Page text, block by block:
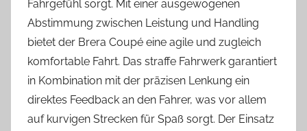
Fahrgefühl sorgt. Mit einer ausgewogenen
Abstimmung zwischen Leistung und Handling
bietet der Brera Coupé eine agile und zugleich
komfortable Fahrt. Das straffe Fahrwerk garantiert
in Kombination mit der präzisen Lenkung ein
direktes Feedback an den Fahrer, was vor allem
auf kurvigen Strecken für Spaß sorgt. Der Einsatz